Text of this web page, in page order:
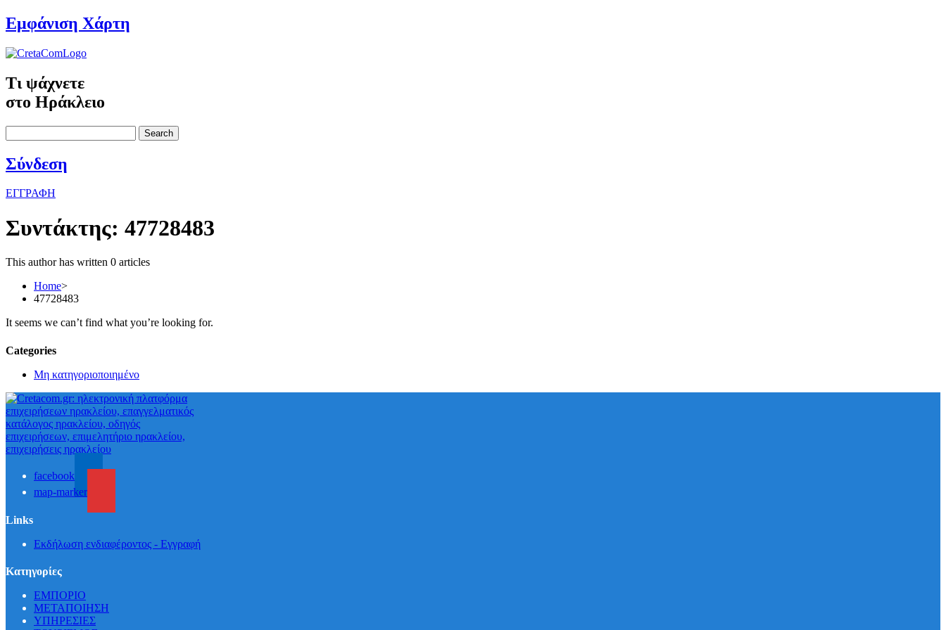
Εμφάνιση Χάρτη
Τι ψάχνετε
στο Ηράκλειο
Search
Σύνδεση
ΕΓΓΡΑΦΗ
Συντάκτης: 47728483
This author has written 0 articles
Home>
47728483
It seems we can’t find what you’re looking for.
Categories
Μη κατηγοριοποιημένο
facebook
map-marker
Links
Εκδήλωση ενδιαφέροντος - Εγγραφή
Κατηγορίες
ΕΜΠΟΡΙΟ
ΜΕΤΑΠΟΙΗΣΗ
ΥΠΗΡΕΣΙΕΣ